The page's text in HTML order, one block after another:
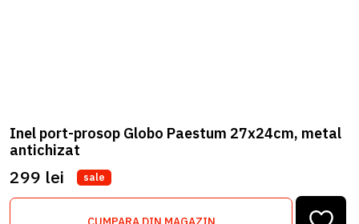
Inel port-prosop Globo Paestum 27x24cm, metal
antichizat
299 lei sale